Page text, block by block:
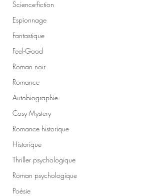
Science-fiction
Espionnage
Fantastique
Feel-Good
Roman noir
Romance
Autobiographie
Cosy Mystery
Romance historique
Historique
Thriller psychologique
Roman psychologique
Poésie